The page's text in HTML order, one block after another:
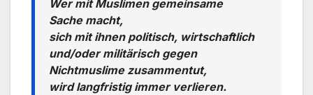
Wer mit Muslimen gemeinsame
Sache macht,
sich mit ihnen politisch, wirtschaftlich
und/oder militärisch gegen
Nichtmuslime zusammentut,
wird langfristig immer verlieren.